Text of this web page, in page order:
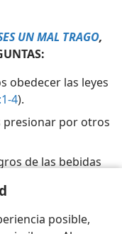
posible,
UN MAL TRAGO,
obedecer las leyes
4).
presionar por otros
de las bebidas